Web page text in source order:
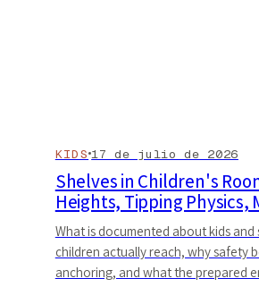
KIDS17 de julio de 2026
Shelves in Children's
Heights, Tipping Physics,
What is documented about kids and
children actually reach, why safety
anchoring, and what the prepared